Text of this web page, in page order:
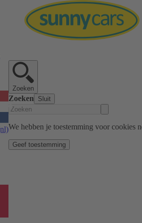
Zoeken
Zoeken Sluit
We hebben je toestemming voor cookies
Geef toestemming